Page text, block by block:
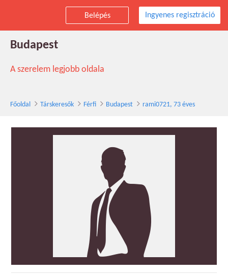
Belépés Ingyenes regisztráció
rami0721 társkereső férfi, 73 éves,
Budapest
A szerelem legjobb oldala
Főoldal Társkeresők Férfi Budapest rami0721, 73 éves